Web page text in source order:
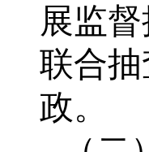
展监
联合
政。